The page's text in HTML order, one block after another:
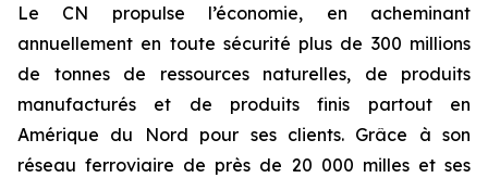
Le CN propulse l’économie, en acheminant
annuellement en toute sécurité plus de 300 millions
de tonnes de ressources naturelles, de produits
manufacturés et de produits finis partout en
Amérique du Nord pour ses clients. Grâce à son
réseau ferroviaire de près de 20 000 milles et ses